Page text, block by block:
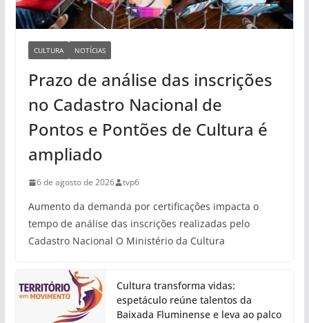
CULTURA NOTÍCIAS
Prazo de análise das inscrições
no Cadastro Nacional de
Pontos e Pontões de Cultura é
ampliado
6 de agosto de 2026 tvp6
Aumento da demanda por certificações impacta o
tempo de análise das inscrições realizadas pelo
Cadastro Nacional O Ministério da Cultura
Cultura transforma vidas:
espetáculo reúne talentos da
Baixada Fluminense e leva ao palco